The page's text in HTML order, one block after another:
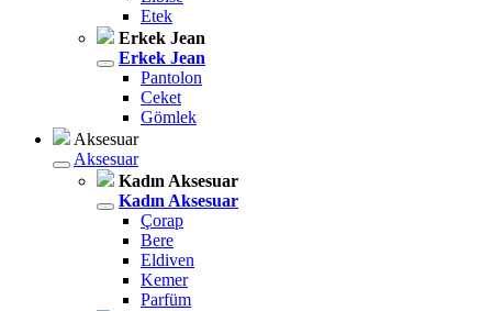
Etek
Erkek Jean
Erkek Jean
Pantolon
Ceket
Gömlek
Aksesuar
Aksesuar
Kadın Aksesuar
Kadın Aksesuar
Çorap
Bere
Eldiven
Kemer
Parfüm